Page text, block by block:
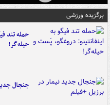
برگزیده ورزشی
حمله تند
حیله‌گر!
جنجال